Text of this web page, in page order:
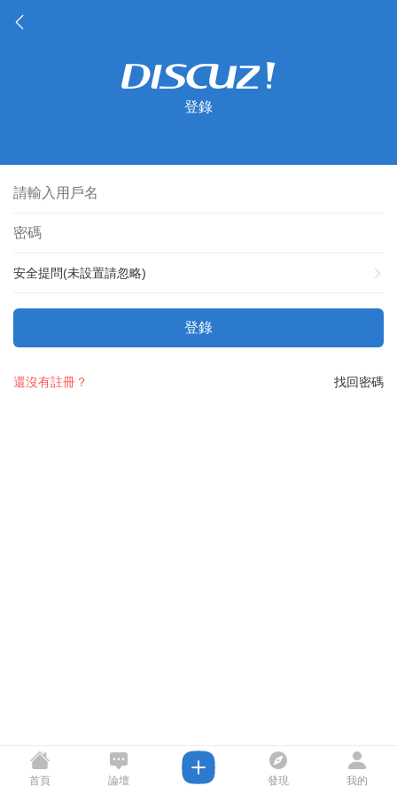
登錄
安全提問(未設置請忽略)
登錄
找回密碼
還沒有註冊？
首頁 論壇 發現 我的